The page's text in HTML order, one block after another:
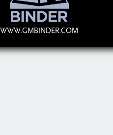
WWW.GMBINDER.COM